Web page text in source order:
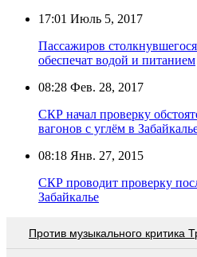
17:01 Июль 5, 2017
Пассажиров
обеспечат водой и питанием
08:28 Фев. 28, 2017
СКР начал проверку
вагонов с углём в
08:18 Янв. 27, 2015
СКР проводит проверку
Забайкалье
Против музыкального критика